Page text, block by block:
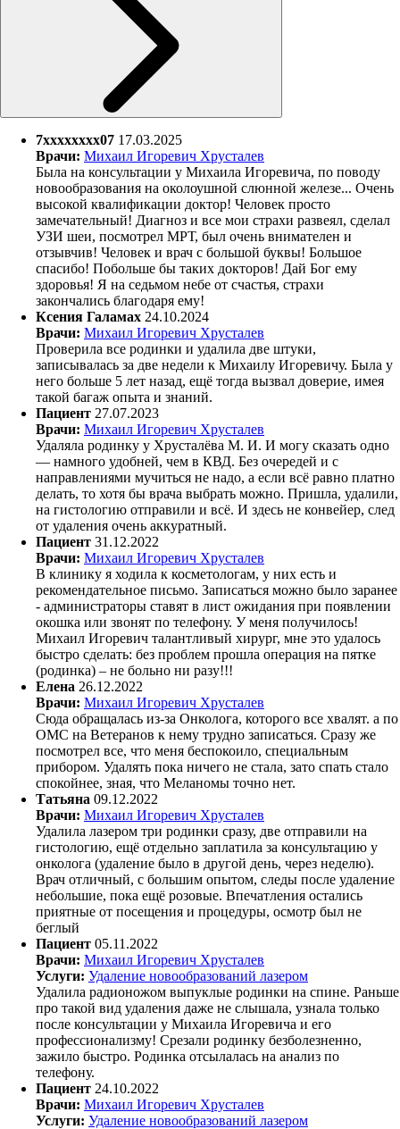
7xxxxxxxx07 17.03.2025
Врачи: Михаил Игоревич Хрусталев
Была на консультации у Михаила Игоревича, по поводу
новообразования на околоушной слюнной железе... Очень
высокой квалификации доктор! Человек просто
замечательный! Диагноз и все мои страхи развеял, сделал
УЗИ шеи, посмотрел МРТ, был очень внимателен и
отзывчив! Человек и врач с большой буквы! Большое
спасибо! Побольше бы таких докторов! Дай Бог ему
здоровья! Я на седьмом небе от счастья, страхи
закончались благодаря ему!
Ксения Галамах 24.10.2024
Врачи: Михаил Игоревич Хрусталев
Проверила все родинки и удалила две штуки,
записывалась за две недели к Михаилу Игоревичу. Была у
него больше 5 лет назад, ещё тогда вызвал доверие, имея
такой багаж опыта и знаний.
Пациент 27.07.2023
Врачи: Михаил Игоревич Хрусталев
Удаляла родинку у Хрусталёва М. И. И могу сказать одно
— намного удобней, чем в КВД. Без очередей и с
направлениями мучиться не надо, а если всё равно платно
делать, то хотя бы врача выбрать можно. Пришла, удалили,
на гистологию отправили и всё. И здесь не конвейер, след
от удаления очень аккуратный.
Пациент 31.12.2022
Врачи: Михаил Игоревич Хрусталев
В клинику я ходила к косметологам, у них есть и
рекомендательное письмо. Записаться можно было заранее
- администраторы ставят в лист ожидания при появлении
окошка или звонят по телефону. У меня получилось!
Михаил Игоревич талантливый хирург, мне это удалось
быстро сделать: без проблем прошла операция на пятке
(родинка) – не больно ни разу!!!
Елена 26.12.2022
Врачи: Михаил Игоревич Хрусталев
Сюда обращалась из-за Онколога, которого все хвалят. а по
ОМС на Ветеранов к нему трудно записаться. Сразу же
посмотрел все, что меня беспокоило, специальным
прибором. Удалять пока ничего не стала, зато спать стало
спокойнее, зная, что Меланомы точно нет.
Татьяна 09.12.2022
Врачи: Михаил Игоревич Хрусталев
Удалила лазером три родинки сразу, две отправили на
гистологию, ещё отдельно заплатила за консультацию у
онколога (удаление было в другой день, через неделю).
Врач отличный, с большим опытом, следы после удаление
небольшие, пока ещё розовые. Впечатления остались
приятные от посещения и процедуры, осмотр был не
беглый
Пациент 05.11.2022
Врачи: Михаил Игоревич Хрусталев
Услуги: Удаление новообразований лазером
Удалила радионожом выпуклые родинки на спине. Раньше
про такой вид удаления даже не слышала, узнала только
после консультации у Михаила Игоревича и его
профессионализму! Срезали родинку безболезненно,
зажило быстро. Родинка отсылалась на анализ по
телефону.
Пациент 24.10.2022
Врачи: Михаил Игоревич Хрусталев
Услуги: Удаление новообразований лазером